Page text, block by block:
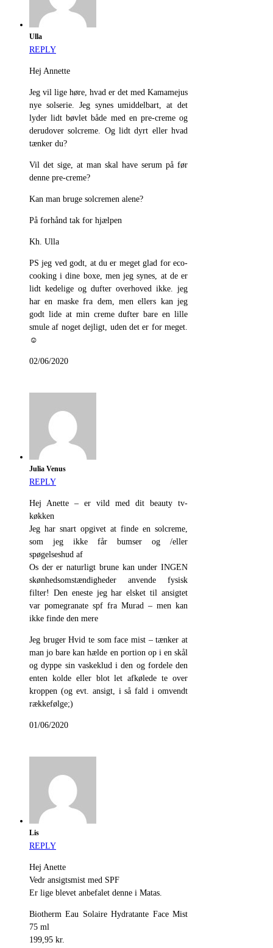
Ulla
REPLY
Hej Annette
Jeg vil lige høre, hvad er det med Kamamejus
nye solserie. Jeg synes umiddelbart, at det
lyder lidt bøvlet både med en pre-creme og
derudover solcreme. Og lidt dyrt eller hvad
tænker du?
Vil det sige, at man skal have serum på før
denne pre-creme?
Kan man bruge solcremen alene?
På forhånd tak for hjælpen
Kh. Ulla
PS jeg ved godt, at du er meget glad for eco-
cooking i dine boxe, men jeg synes, at de er
lidt kedelige og dufter overhoved ikke. jeg
har en maske fra dem, men ellers kan jeg
godt lide at min creme dufter bare en lille
smule af noget dejligt, uden det er for meget.
☺️
02/06/2020
Julia Venus
REPLY
Hej Anette – er vild med dit beauty tv-
køkken
Jeg har snart opgivet at finde en solcreme,
som jeg ikke får bumser og /eller
spøgelseshud af
Os der er naturligt brune kan under INGEN
skønhedsomstændigheder anvende fysisk
filter! Den eneste jeg har elsket til ansigtet
var pomegranate spf fra Murad – men kan
ikke finde den mere
Jeg bruger Hvid te som face mist – tænker at
man jo bare kan hælde en portion op i en skål
og dyppe sin vaskeklud i den og fordele den
enten kolde eller blot let afkølede te over
kroppen (og evt. ansigt, i så fald i omvendt
rækkefølge;)
01/06/2020
Lis
REPLY
Hej Anette
Vedr ansigtsmist med SPF
Er lige blevet anbefalet denne i Matas.
Biotherm Eau Solaire Hydratante Face Mist
75 ml
199,95 kr.